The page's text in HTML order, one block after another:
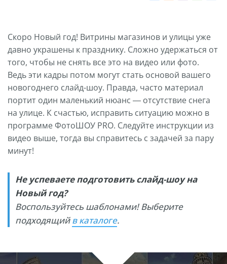
Скоро Новый год! Витрины магазинов и улицы уже
давно украшены к празднику. Сложно удержаться от
того, чтобы не снять все это на видео или фото.
Ведь эти кадры потом могут стать основой вашего
новогоднего слайд-шоу. Правда, часто материал
портит один маленький нюанс — отсутствие снега
на улице. К счастью, исправить ситуацию можно в
программе ФотоШОУ PRO. Следуйте инструкции из
видео выше, тогда вы справитесь с задачей за пару
минут!
Не успеваете подготовить слайд-шоу на
Новый год?
Воспользуйтесь шаблонами! Выберите
подходящийв каталоге.